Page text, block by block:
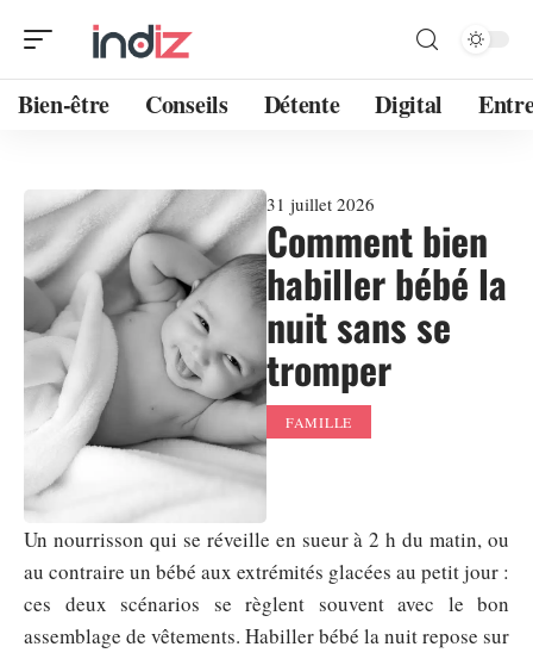
Bien-être Conseils Détente Digital
31 juillet 2026
Comment bien
habiller bébé la
nuit sans se
tromper
FAMILLE
Un nourrisson qui se réveille en sueur à 2 h du matin, ou
au contraire un bébé aux extrémités glacées au petit jour :
ces deux scénarios se règlent souvent avec le bon
assemblage de vêtements. Habiller bébé la nuit repose sur